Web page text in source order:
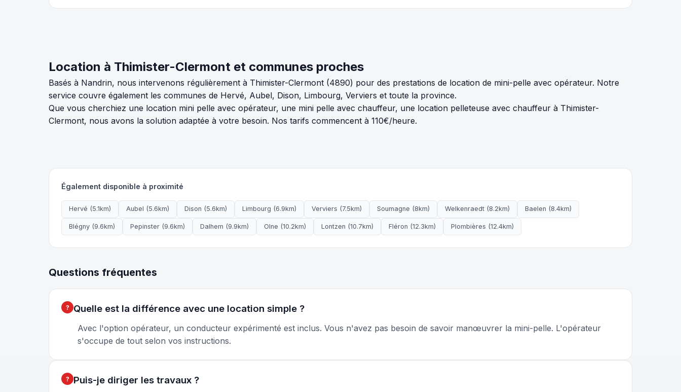
Location à Thimister-Clermont et communes proches
Basés à Nandrin, nous intervenons régulièrement à Thimister-Clermont (4890) pour des prestations de location de mini-pelle avec opérateur. Notre
service couvre également les communes de Hervé, Aubel, Dison, Limbourg, Verviers et toute la province.
Que vous cherchiez une location mini pelle avec opérateur, une mini pelle avec chauffeur, une location pelleteuse avec chauffeur à Thimister-
Clermont, nous avons la solution adaptée à votre besoin. Nos tarifs commencent à 110€/heure.
Également disponible à proximité
Hervé (5.1km) Aubel (5.6km) Dison (5.6km) Limbourg (6.9km) Verviers (7.5km) Soumagne (8km) Welkenraedt (8.2km) Baelen (8.4km)
Blégny (9.6km) Pepinster (9.6km) Dalhem (9.9km) Olne (10.2km) Lontzen (10.7km) Fléron (12.3km) Plombières (12.4km)
Questions fréquentes
Quelle est la différence avec une location simple ?
Avec l'option opérateur, un conducteur expérimenté est inclus. Vous n'avez pas besoin de savoir manœuvrer la mini-pelle. L'opérateur
s'occupe de tout selon vos instructions.
Puis-je diriger les travaux ?